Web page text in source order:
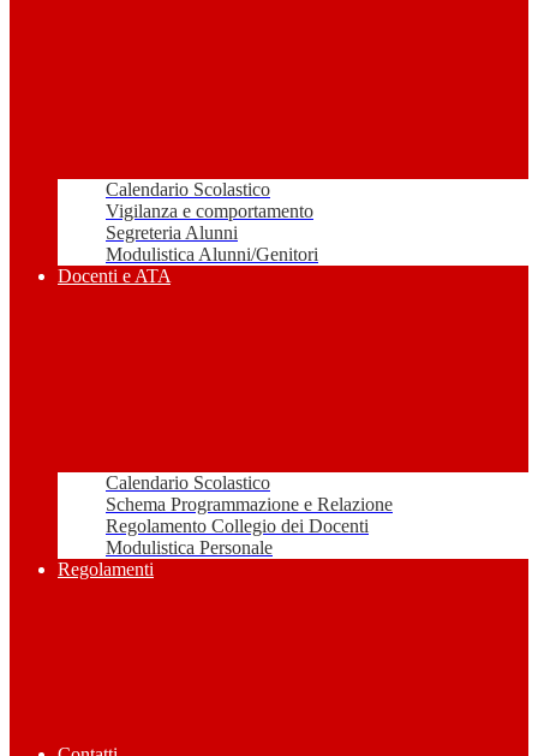
Calendario Scolastico
Vigilanza e comportamento
Segreteria Alunni
Modulistica Alunni/Genitori
Docenti e ATA
Calendario Scolastico
Schema Programmazione e Relazione
Regolamento Collegio dei Docenti
Modulistica Personale
Regolamenti